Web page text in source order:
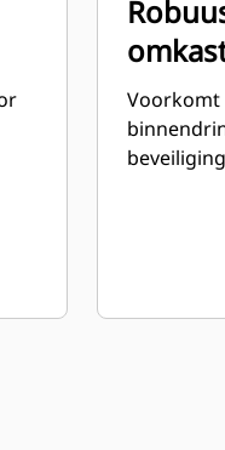
Voorkomt